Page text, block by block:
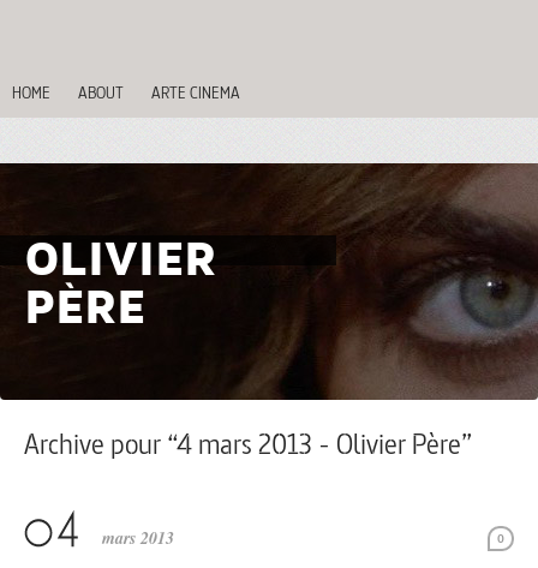
HOME ABOUT ARTE CINEMA
OLIVIER
PÈRE
Archive pour “4 mars 2013 - Olivier Père”
0
mars 2013